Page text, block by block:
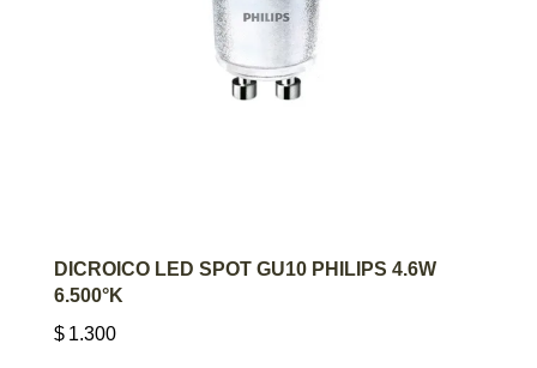
AGREGAR AL CARRITO
DICROICO LED SPOT GU10 PHILIPS 4.6W
6.500°K
$ 1.300